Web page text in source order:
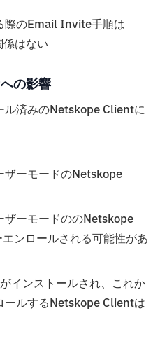
際のEmail Invite手順は
はない
の影響
ル済みのNetskope Clientに
ザーモードのNetskope
ザーモードののNetskope
ンロールされる可能性があ
インストールされ、これか
ールするNetskope Clientは